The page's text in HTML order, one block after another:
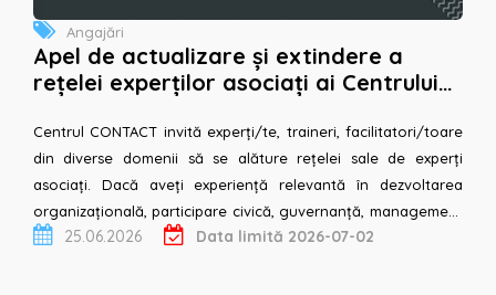
Angajări
Apel de actualizare și extindere a
rețelei experților asociați ai Centrului
Centrul CONTACT invită experți/te, traineri, facilitatori/toare
din diverse domenii să se alăture rețelei sale de experți
asociați. Dacă aveți experiență relevantă în dezvoltarea
organizațională, participare civică, guvernanță, management
de proiect, instruire, cercetare, comunicare sau alte d...
25.06.2026 Data limită 2026-07-02